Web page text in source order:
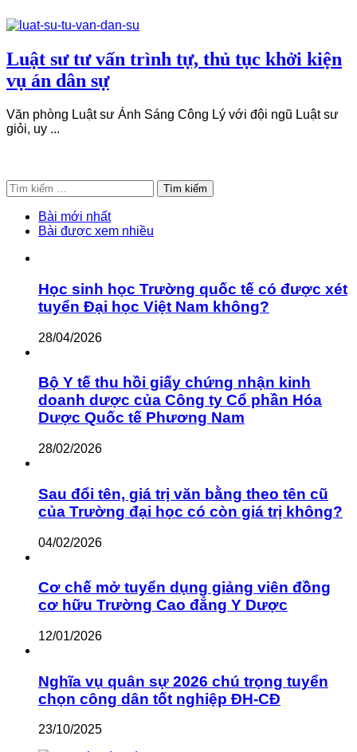
Luật sư tư vấn trình tự, thủ tục khởi kiện
vụ án dân sự
Văn phòng Luật sư Ánh Sáng Công Lý với đội ngũ Luật sư
giỏi, uy ...
Tìm
kiếm
cho:
Bài mới nhất
Bài được xem nhiều
Học sinh học Trường quốc tế có được xét
tuyển Đại học Việt Nam không?
28/04/2026
Bộ Y tế thu hồi giấy chứng nhận kinh
doanh dược của Công ty Cổ phần Hóa
Dược Quốc tế Phương Nam
28/02/2026
Sau đổi tên, giá trị văn bằng theo tên cũ
của Trường đại học có còn giá trị không?
04/02/2026
Cơ chế mở tuyển dụng giảng viên đồng
cơ hữu Trường Cao đẳng Y Dược
12/01/2026
Nghĩa vụ quân sự 2026 chú trọng tuyển
chọn công dân tốt nghiệp ĐH-CĐ
23/10/2025